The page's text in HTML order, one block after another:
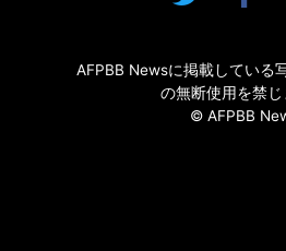
AFPBB Newsに掲載している
の無断使用を禁じ
© AFPBB